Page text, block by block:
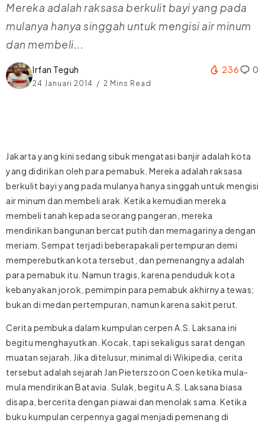
Mereka adalah raksasa berkulit bayi yang pada
mulanya hanya singgah untuk mengisi air minum
dan membeli...
Irfan Teguh
24 Januari 2014 2 Mins Read
236 0
Jakarta yang kini sedang sibuk mengatasi banjir adalah kota
yang didirikan oleh para pemabuk. Mereka adalah raksasa
berkulit bayi yang pada mulanya hanya singgah untuk mengisi
air minum dan membeli arak. Ketika kemudian mereka
membeli tanah kepada seorang pangeran, mereka
mendirikan bangunan bercat putih dan memagarinya dengan
meriam. Sempat terjadi beberapakali pertempuran demi
memperebutkan kota tersebut, dan pemenangnya adalah
para pemabuk itu. Namun tragis, karena penduduk kota
kebanyakan jorok, pemimpin para pemabuk akhirnya tewas;
bukan di medan pertempuran, namun karena sakit perut.
Cerita pembuka dalam kumpulan cerpen A.S. Laksana ini
begitu menghayutkan. Kocak, tapi sekaligus sarat dengan
muatan sejarah. Jika ditelusur, minimal di Wikipedia, cerita
tersebut adalah sejarah Jan Pieterszoon Coen ketika mula-
mula mendirikan Batavia. Sulak, begitu A.S. Laksana biasa
disapa, bercerita dengan piawai dan menolak sama. Ketika
buku kumpulan cerpennya gagal menjadi pemenang di